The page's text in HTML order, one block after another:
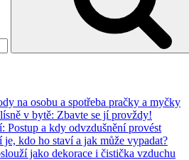
na osobu a spotřeba pračky a myčky
v bytě: Zbavte se jí provždy!
Postup a kdy odvzdušnění provést
je, kdo ho staví a jak může vypadat?
jako dekorace i čistička vzduchu